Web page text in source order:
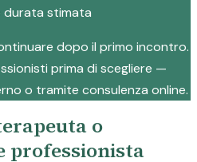
durata stimata
dopo il primo incontro.
prima di scegliere —
o tramite consulenza online.
o
professionista